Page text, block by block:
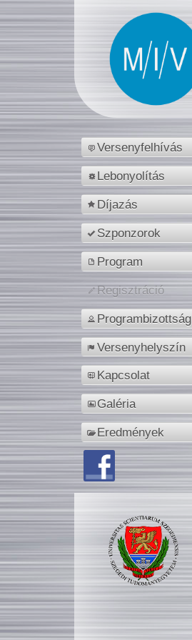
Versenyfelhívás
Lebonyolítás
Díjazás
Szponzorok
Program
Regisztráció
Programbizottság
Versenyhelyszín
Kapcsolat
Galéria
Eredmények